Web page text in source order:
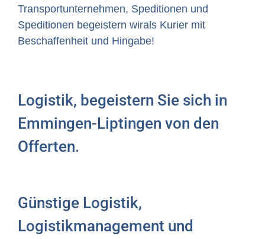
Transportunternehmen, Speditionen und
Speditionen begeistern wirals Kurier mit
Beschaffenheit und Hingabe!
Logistik, begeistern Sie sich in
Emmingen-Liptingen von den
Offerten.
Günstige Logistik,
Logistikmanagement und